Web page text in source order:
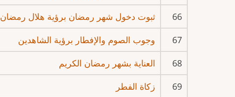
66 ثبوت دخول شهر رمضان برؤية هلال رمضان
67 وجوب الصوم والإفطار برؤية الشاهدين
68 العناية بشهر رمضان الكريم
69 زكاة الفطر